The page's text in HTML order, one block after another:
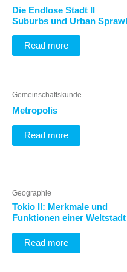
Die Endlose Stadt II
Suburbs und Urban Sprawl
Read more
Gemeinschaftskunde
Metropolis
Read more
Geographie
Tokio II: Merkmale und
Funktionen einer Weltstadt
Read more